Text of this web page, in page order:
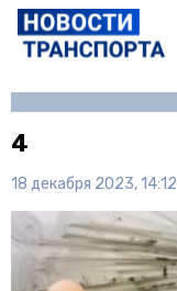
4
18 декабря 2023, 14:12